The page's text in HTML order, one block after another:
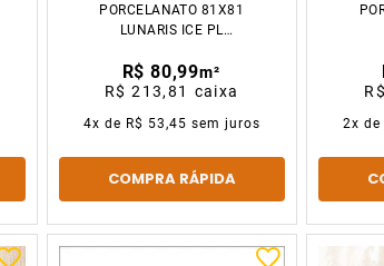
PORCELANATO 81X81
LUNARIS ICE PL
R$ 80,99m²
R$ 213,81
caixa
4x de R$ 53,45 sem juros
COMPRA RÁPIDA
2x de